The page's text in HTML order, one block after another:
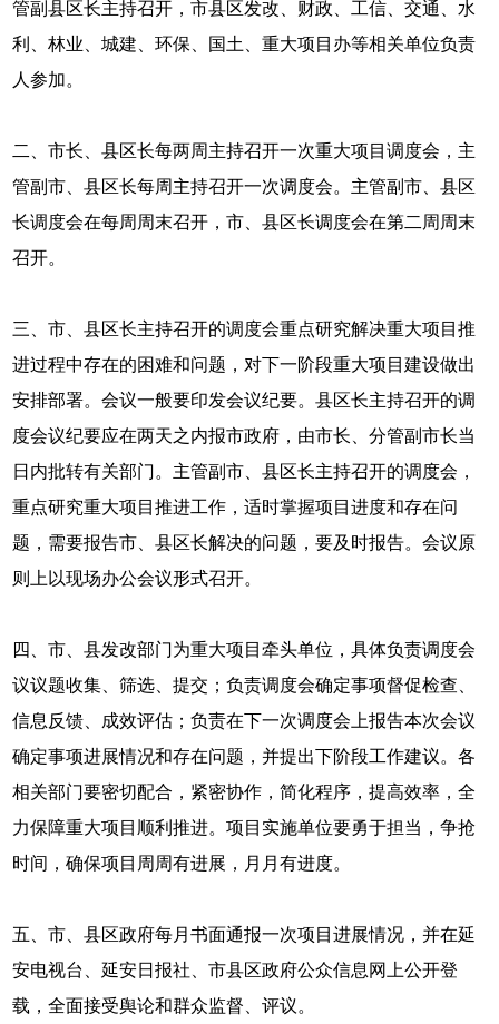
管副县区长主持召开，市县区发改、财政、工信、交通、水
利、林业、城建、环保、国土、重大项目办等相关单位负责
人参加。
二、市长、县区长每两周主持召开一次重大项目调度会，主
管副市、县区长每周主持召开一次调度会。主管副市、县区
长调度会在每周周末召开，市、县区长调度会在第二周周末
召开。
三、市、县区长主持召开的调度会重点研究解决重大项目推
进过程中存在的困难和问题，对下一阶段重大项目建设做出
安排部署。会议一般要印发会议纪要。县区长主持召开的调
度会议纪要应在两天之内报市政府，由市长、分管副市长当
日内批转有关部门。主管副市、县区长主持召开的调度会，
重点研究重大项目推进工作，适时掌握项目进度和存在问
题，需要报告市、县区长解决的问题，要及时报告。会议原
则上以现场办公会议形式召开。
四、市、县发改部门为重大项目牵头单位，具体负责调度会
议议题收集、筛选、提交；负责调度会确定事项督促检查、
信息反馈、成效评估；负责在下一次调度会上报告本次会议
确定事项进展情况和存在问题，并提出下阶段工作建议。各
相关部门要密切配合，紧密协作，简化程序，提高效率，全
力保障重大项目顺利推进。项目实施单位要勇于担当，争抢
时间，确保项目周周有进展，月月有进度。
五、市、县区政府每月书面通报一次项目进展情况，并在延
安电视台、延安日报社、市县区政府公众信息网上公开登
载，全面接受舆论和群众监督、评议。